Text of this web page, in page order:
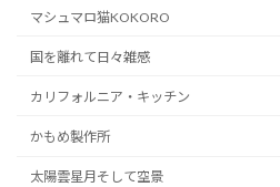
マシュマロ猫KOKORO
国を離れて日々雑感
カリフォルニア・キッチン
かもめ製作所
太陽雲星月そして空景